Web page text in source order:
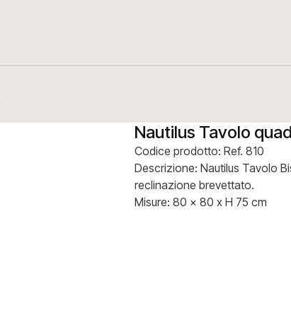
Nautilus Tavolo
Codice prodotto: Ref. 810
Descrizione: Nautilus Tavolo
reclinazione brevettato.
Misure: 80 x 80 x H 75 cm